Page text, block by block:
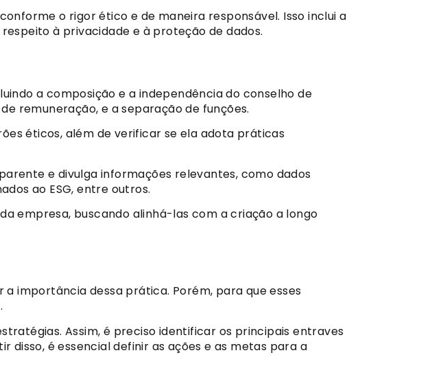
o rigor ético e de maneira responsável. Isso inclui a
à privacidade e à proteção de dados.
a composição e a independência do conselho de
remuneração, e a separação de funções.
éticos, além de verificar se ela adota práticas
e divulga informações relevantes, como dados
ao ESG, entre outros.
empresa, buscando alinhá-las com a criação a longo
importância dessa prática. Porém, para que esses
Assim, é preciso identificar os principais entraves
é essencial definir as ações e as metas para a